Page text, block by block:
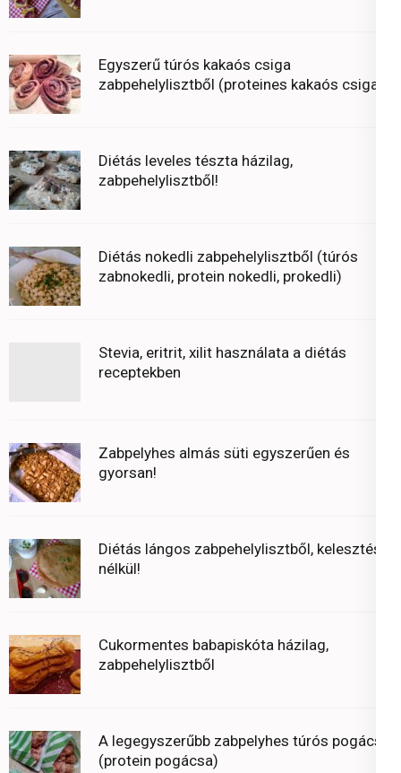
Egyszerű túrós kakaós csiga
zabpehelylisztből (proteines kakaós csiga)
Diétás leveles tészta házilag,
zabpehelylisztből!
Diétás nokedli zabpehelylisztből (túrós
zabnokedli, protein nokedli, prokedli)
Stevia, eritrit, xilit használata a diétás
receptekben
Zabpelyhes almás süti egyszerűen és
gyorsan!
Diétás lángos zabpehelylisztből, kelesztés
nélkül!
Cukormentes babapiskóta házilag,
zabpehelylisztből
A legegyszerűbb zabpelyhes túrós pogácsa
(protein pogácsa)